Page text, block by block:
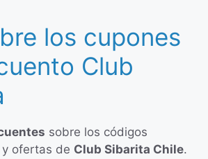
los cupones
Club
sobre los códigos
ofertas de Club Sibarita Chile.